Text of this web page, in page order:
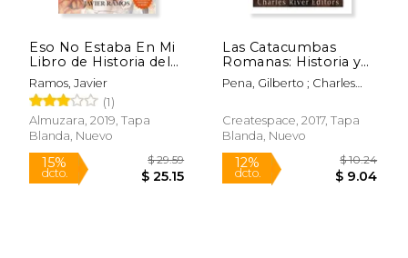
Eso No Estaba En Mi
Libro de Historia del
Circo
Ramos, Javier
(1)
Almuzara, 2019, Tapa
Blanda, Nuevo
Las Catacumbas
Romanas: Historia y
Legado de los
Cementerios más
Antigua Roma
Pena, Gilberto ; Charles
Createspace, 2017, Tapa
Blanda, Nuevo